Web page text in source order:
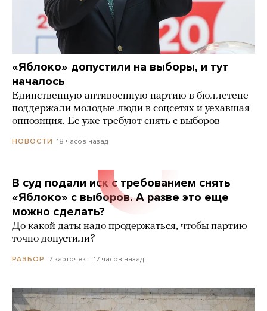
«Яблоко» допустили на выборы, и тут
началось
Единственную антивоенную партию в бюллетене
поддержали молодые люди в соцсетях и уехавшая
оппозиция. Ее уже требуют снять с выборов
НОВОСТИ 18 часов назад
В суд подали иск с требованием снять
«Яблоко» с выборов. А разве это еще
можно сделать?
До какой даты надо продержаться, чтобы партию
точно допустили?
РАЗБОР 7 карточек 17 часов назад